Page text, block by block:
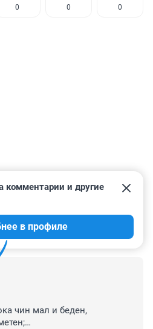
0 0 0
комментарии и другие
в профиле
чин мал и беден,